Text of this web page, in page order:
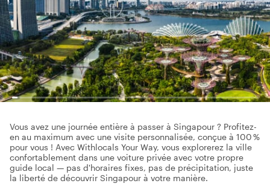
Vous avez une journée entière à passer à Singapour ? Profitez-
en au maximum avec une visite personnalisée, conçue à 100 %
pour vous ! Avec Withlocals Your Way, vous explorerez la ville
confortablement dans une voiture privée avec votre propre
guide local — pas d'horaires fixes, pas de précipitation, juste
la liberté de découvrir Singapour à votre manière.